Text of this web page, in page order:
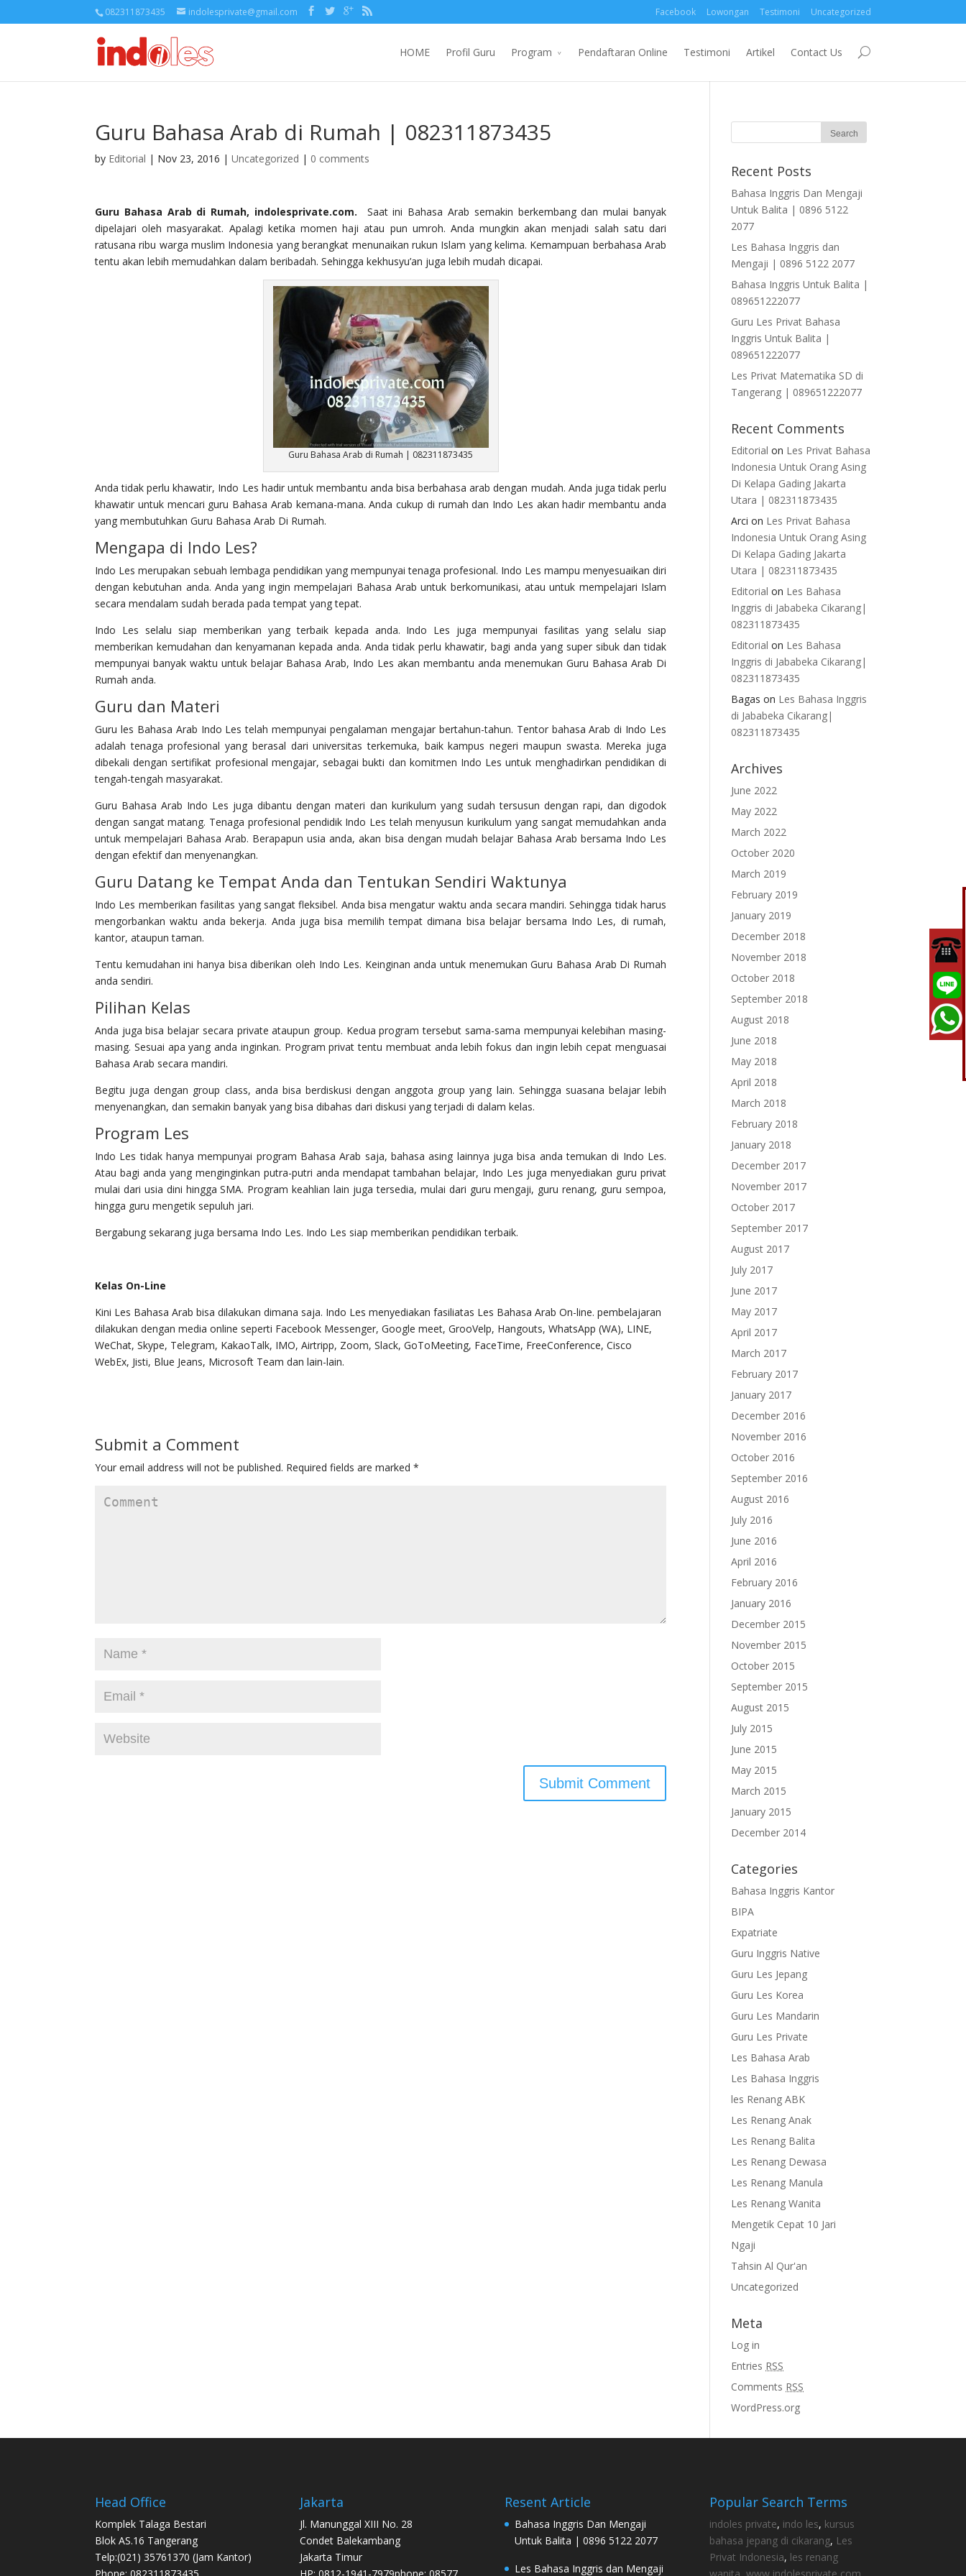
082311873435 indolesprivate@gmail.com Facebook Lowongan Testimoni Uncategorized
HOME Profil Guru Program Pendaftaran Online Testimoni Artikel Contact Us
Guru Bahasa Arab di Rumah | 082311873435
by Editorial | Nov 23, 2016 | Uncategorized | 0 comments
Guru Bahasa Arab di Rumah, indolesprivate.com.
Saat ini Bahasa Arab semakin berkembang dan mulai banyak
dipelajari oleh masyarakat. Apalagi ketika momen haji atau pun umroh. Anda mungkin akan menjadi salah satu dari
ratusana ribu warga muslim Indonesia yang berangkat menunaikan rukun Islam yang kelima. Kemampuan berbahasa Arab
tentu akan lebih memudahkan dalam beribadah. Sehingga kekhusyu’an juga lebih mudah dicapai.
Guru Bahasa Arab di Rumah | 082311873435
Anda tidak perlu khawatir, Indo Les hadir untuk membantu anda bisa berbahasa arab dengan mudah. Anda juga tidak perlu
khawatir untuk mencari guru Bahasa Arab kemana-mana. Anda cukup di rumah dan Indo Les akan hadir membantu anda
yang membutuhkan Guru Bahasa Arab Di Rumah.
Mengapa di Indo Les?
Indo Les merupakan sebuah lembaga pendidikan yang mempunyai tenaga profesional. Indo Les mampu menyesuaikan diri
dengan kebutuhan anda. Anda yang ingin mempelajari Bahasa Arab untuk berkomunikasi, atau untuk mempelajari Islam
secara mendalam sudah berada pada tempat yang tepat.
Indo Les selalu siap memberikan yang terbaik kepada anda. Indo Les juga mempunyai fasilitas yang selalu siap
memberikan kemudahan dan kenyamanan kepada anda. Anda tidak perlu khawatir, bagi anda yang super sibuk dan tidak
mempunyai banyak waktu untuk belajar Bahasa Arab, Indo Les akan membantu anda menemukan Guru Bahasa Arab Di
Rumah anda.
Guru dan Materi
Guru les Bahasa Arab Indo Les telah mempunyai pengalaman mengajar bertahun-tahun. Tentor bahasa Arab di Indo Les
adalah tenaga profesional yang berasal dari universitas terkemuka, baik kampus negeri maupun swasta. Mereka juga
dibekali dengan sertifikat profesional mengajar, sebagai bukti dan komitmen Indo Les untuk menghadirkan pendidikan di
tengah-tengah masyarakat.
Guru Bahasa Arab Indo Les juga dibantu dengan materi dan kurikulum yang sudah tersusun dengan rapi, dan digodok
dengan sangat matang. Tenaga profesional pendidik Indo Les telah menyusun kurikulum yang sangat memudahkan anda
untuk mempelajari Bahasa Arab. Berapapun usia anda, akan bisa dengan mudah belajar Bahasa Arab bersama Indo Les
dengan efektif dan menyenangkan.
Guru Datang ke Tempat Anda dan Tentukan Sendiri Waktunya
Indo Les memberikan fasilitas yang sangat fleksibel. Anda bisa mengatur waktu anda secara mandiri. Sehingga tidak harus
mengorbankan waktu anda bekerja. Anda juga bisa memilih tempat dimana bisa belajar bersama Indo Les, di rumah,
kantor, ataupun taman.
Tentu kemudahan ini hanya bisa diberikan oleh Indo Les. Keinginan anda untuk menemukan Guru Bahasa Arab Di Rumah
anda sendiri.
Pilihan Kelas
Anda juga bisa belajar secara private ataupun group. Kedua program tersebut sama-sama mempunyai kelebihan masing-
masing. Sesuai apa yang anda inginkan. Program privat tentu membuat anda lebih fokus dan ingin lebih cepat menguasai
Bahasa Arab secara mandiri.
Begitu juga dengan group class, anda bisa berdiskusi dengan anggota group yang lain. Sehingga suasana belajar lebih
menyenangkan, dan semakin banyak yang bisa dibahas dari diskusi yang terjadi di dalam kelas.
Program Les
Indo Les tidak hanya mempunyai program Bahasa Arab saja, bahasa asing lainnya juga bisa anda temukan di Indo Les.
Atau bagi anda yang menginginkan putra-putri anda mendapat tambahan belajar, Indo Les juga menyediakan guru privat
mulai dari usia dini hingga SMA. Program keahlian lain juga tersedia, mulai dari guru mengaji, guru renang, guru sempoa,
hingga guru mengetik sepuluh jari.
Bergabung sekarang juga bersama Indo Les. Indo Les siap memberikan pendidikan terbaik.
Kelas On-Line
Kini Les Bahasa Arab bisa dilakukan dimana saja. Indo Les menyediakan fasiliatas Les Bahasa Arab On-line. pembelajaran
dilakukan dengan media online seperti Facebook Messenger, Google meet, GrooVelp, Hangouts, WhatsApp (WA), LINE,
WeChat, Skype, Telegram, KakaoTalk, IMO, Airtripp, Zoom, Slack, GoToMeeting, FaceTime, FreeConference, Cisco
WebEx, Jisti, Blue Jeans, Microsoft Team dan lain-lain.
Submit a Comment
Your email address will not be published. Required fields are marked *
Recent Posts
Bahasa Inggris Dan Mengaji
Untuk Balita | 0896 5122
2077
Les Bahasa Inggris dan
Mengaji | 0896 5122 2077
Bahasa Inggris Untuk Balita |
089651222077
Guru Les Privat Bahasa
Inggris Untuk Balita |
089651222077
Les Privat Matematika SD di
Tangerang | 089651222077
Recent Comments
Editorial on Les Privat Bahasa
Indonesia Untuk Orang Asing
Di Kelapa Gading Jakarta
Utara | 082311873435
Arci on Les Privat Bahasa
Indonesia Untuk Orang Asing
Di Kelapa Gading Jakarta
Utara | 082311873435
Editorial on Les Bahasa
Inggris di Jababeka Cikarang|
082311873435
Editorial on Les Bahasa
Inggris di Jababeka Cikarang|
082311873435
Bagas on Les Bahasa Inggris
di Jababeka Cikarang|
082311873435
Archives
June 2022
May 2022
March 2022
October 2020
March 2019
February 2019
January 2019
December 2018
November 2018
October 2018
September 2018
August 2018
June 2018
May 2018
April 2018
March 2018
February 2018
January 2018
December 2017
November 2017
October 2017
September 2017
August 2017
July 2017
June 2017
May 2017
April 2017
March 2017
February 2017
January 2017
December 2016
November 2016
October 2016
September 2016
August 2016
July 2016
June 2016
April 2016
February 2016
January 2016
December 2015
November 2015
October 2015
September 2015
August 2015
July 2015
June 2015
May 2015
March 2015
January 2015
December 2014
Categories
Bahasa Inggris Kantor
BIPA
Expatriate
Guru Inggris Native
Guru Les Jepang
Guru Les Korea
Guru Les Mandarin
Guru Les Private
Les Bahasa Arab
Les Bahasa Inggris
les Renang ABK
Les Renang Anak
Les Renang Balita
Les Renang Dewasa
Les Renang Manula
Les Renang Wanita
Mengetik Cepat 10 Jari
Ngaji
Tahsin Al Qur'an
Uncategorized
Meta
Log in
Entries RSS
Comments RSS
WordPress.org
Head Office
Komplek Talaga Bestari
Blok AS.16 Tangerang
Telp:(021) 35761370 (Jam Kantor)
Jakarta
Jl. Manunggal XIII No. 28
Condet Balekambang
Jakarta Timur
Resent Article
Bahasa Inggris Dan Mengaji
Untuk Balita | 0896 5122 2077
Les Bahasa Inggris dan Mengaji
Popular Search Terms
indoles private, indo les, kursus
bahasa jepang di cikarang, Les
Privat Indonesia, les renang